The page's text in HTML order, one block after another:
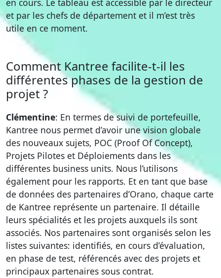
en cours. Le tableau est accessible par le directeur
et par les chefs de département et il m’est très
utile en ce moment.
Comment Kantree facilite-t-il les
différentes phases de la gestion de
projet ?
Clémentine: En termes de suivi de portefeuille,
Kantree nous permet d’avoir une vision globale
des nouveaux sujets, POC (Proof Of Concept),
Projets Pilotes et Déploiements dans les
différentes business units. Nous l’utilisons
également pour les rapports. Et en tant que base
de données des partenaires d’Orano, chaque carte
de Kantree représente un partenaire. Il détaille
leurs spécialités et les projets auxquels ils sont
associés. Nos partenaires sont organisés selon les
listes suivantes: identifiés, en cours d’évaluation,
en phase de test, référencés avec des projets et
principaux partenaires sous contrat.